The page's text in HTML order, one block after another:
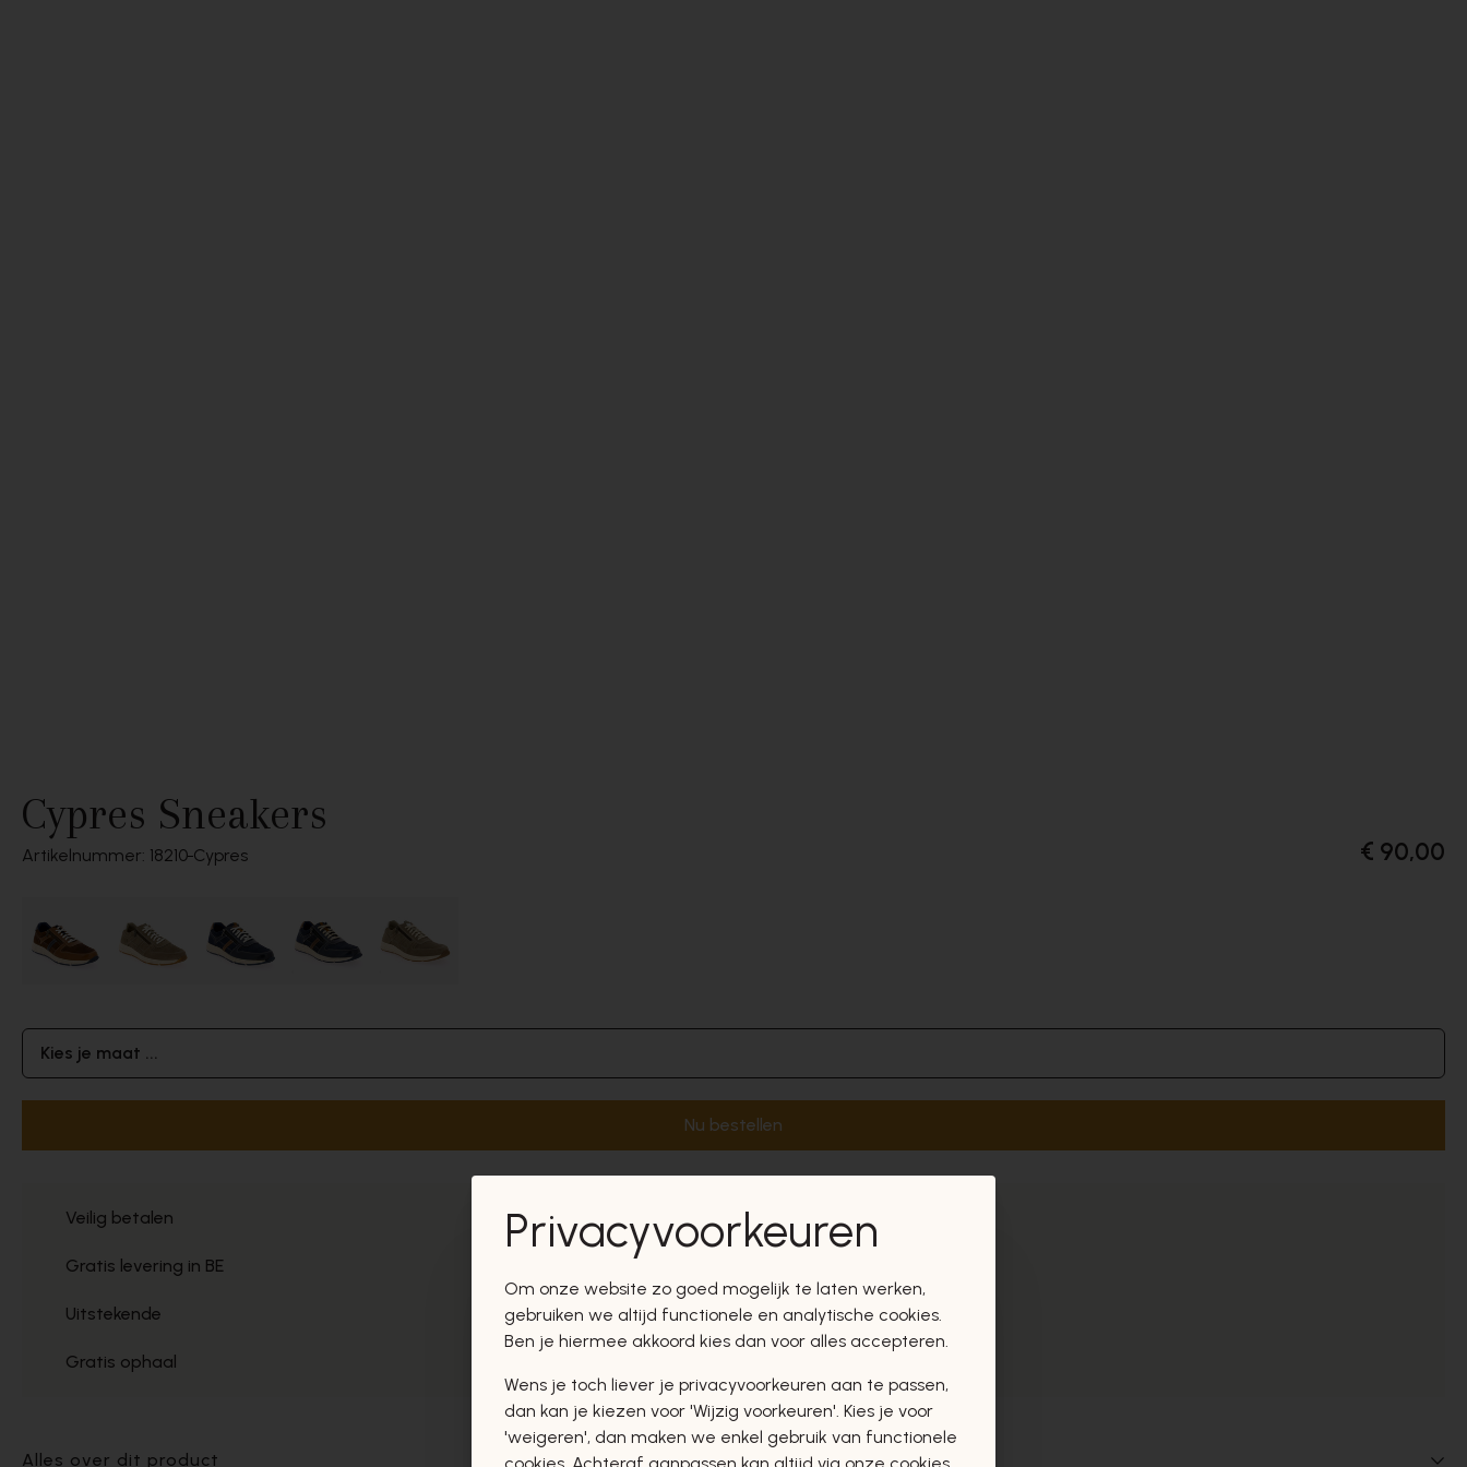
Cypres Sneakers
Artikelnummer: 18210 Cypres € 90,00
Kies je maat ...
Nu bestellen
Veilig betalen
Gratis levering in BE
Uitstekende
Gratis ophaal
Alles over dit product
Privacyvoorkeuren
Om onze website zo goed mogelijk te laten werken,
gebruiken we altijd functionele en analytische cookies.
Ben je hiermee akkoord kies dan voor alles accepteren.
Wens je toch liever je privacyvoorkeuren aan te passen,
dan kan je kiezen voor 'Wijzig voorkeuren'. Kies je voor
'weigeren', dan maken we enkel gebruik van functionele
cookies. Achteraf aanpassen kan altijd via onze cookies